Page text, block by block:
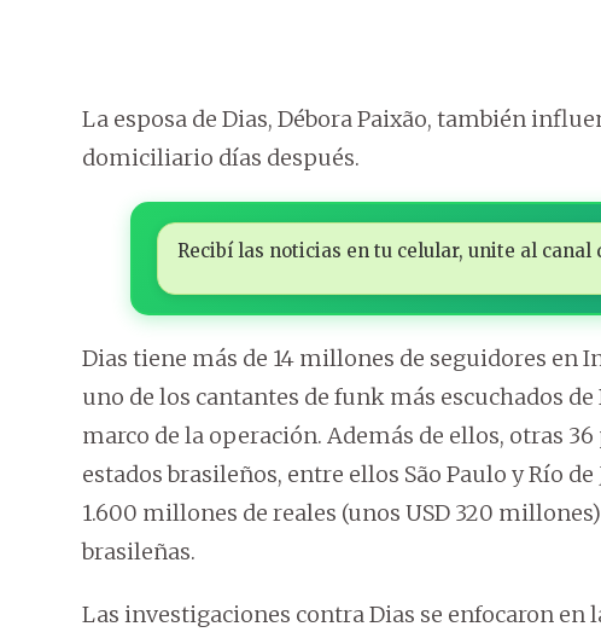
La esposa de Dias, Débora Paixão, también
domiciliario días después.
Recibí las noticias en tu celular, unite al canal
Dias tiene más de 14 millones de seguidores en
uno de los cantantes de funk más escuchados
marco de la operación. Además de ellos, otras
estados brasileños, entre ellos São Paulo y Río
1.600 millones de reales (unos USD 320
brasileñas.
Las investigaciones contra Dias se enfocaron en